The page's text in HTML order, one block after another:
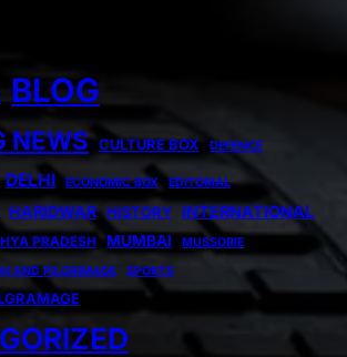
BLOG
NEWS CULTURE BOX DEFENCE
DELHI ECONOMIC BOX EDITORIAL
HARIDWAR HISTORY INTERNATIONAL
PRADESH MUMBAI MUSSORIE
AND PILGRIMAGE SPORTS